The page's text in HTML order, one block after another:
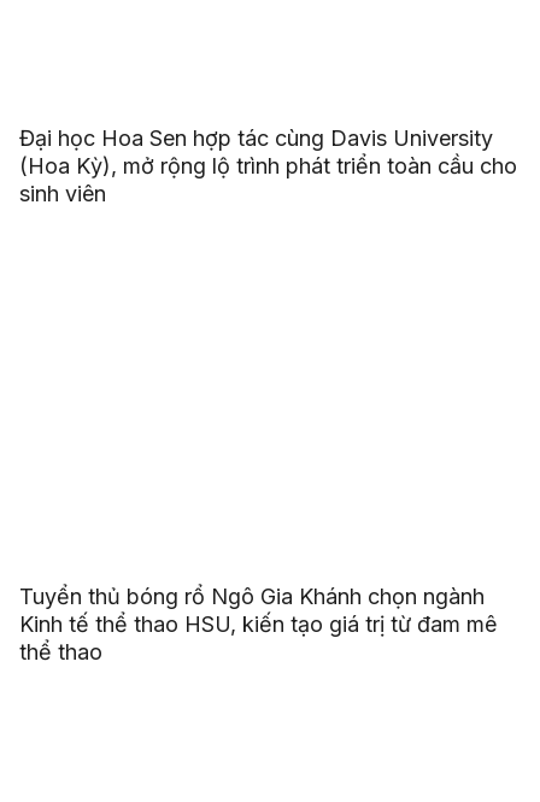
Đại học Hoa Sen hợp tác cùng Davis University
(Hoa Kỳ), mở rộng lộ trình phát triển toàn cầu cho
sinh viên
Tuyển thủ bóng rổ Ngô Gia Khánh chọn ngành
Kinh tế thể thao HSU, kiến tạo giá trị từ đam mê
thể thao